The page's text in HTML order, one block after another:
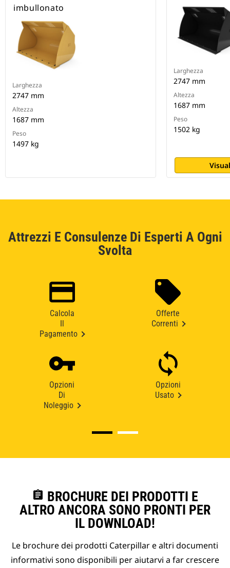
imbullonato
Larghezza
2747 mm
Altezza
1687 mm
Peso
1497 kg
Larghezza
2747 mm
Altezza
1687 mm
Peso
1502 kg
Attrezzi E Consulenze Di Esperti A Ogni
Svolta
Calcola
Pagamento
Offerte
Correnti
Opzioni
Di
Noleggio
Opzioni
Usato
assignment BROCHURE DEI PRODOTTI E
ALTRO ANCORA SONO PRONTI PER
IL DOWNLOAD!
Le brochure dei prodotti Caterpillar e altri documenti
informativi sono disponibili per aiutarvi a far crescere